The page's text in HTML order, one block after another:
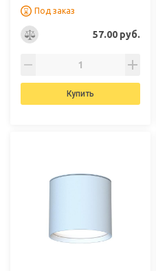
Под заказ
57.00 руб.
Купить